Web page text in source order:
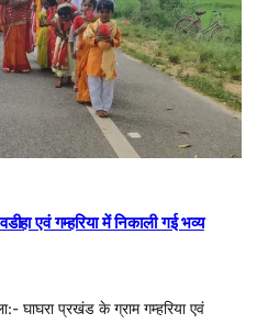
एवं गम्हरिया में निकाली गई भव्य
घाघरा प्रखंड के ग्राम गम्हरिया एवं